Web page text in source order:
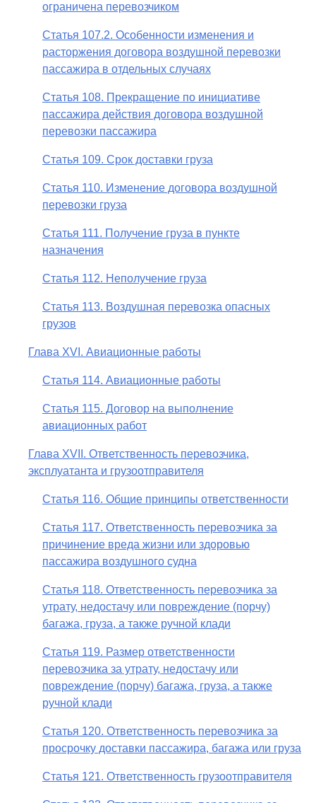
ограничена перевозчиком
Статья 107.2. Особенности изменения и
расторжения договора воздушной перевозки
пассажира в отдельных случаях
Статья 108. Прекращение по инициативе
пассажира действия договора воздушной
перевозки пассажира
Статья 109. Срок доставки груза
Статья 110. Изменение договора воздушной
перевозки груза
Статья 111. Получение груза в пункте
назначения
Статья 112. Неполучение груза
Статья 113. Воздушная перевозка опасных
грузов
Глава XVI. Авиационные работы
Статья 114. Авиационные работы
Статья 115. Договор на выполнение
авиационных работ
Глава XVII. Ответственность перевозчика,
эксплуатанта и грузоотправителя
Статья 116. Общие принципы ответственности
Статья 117. Ответственность перевозчика за
причинение вреда жизни или здоровью
пассажира воздушного судна
Статья 118. Ответственность перевозчика за
утрату, недостачу или повреждение (порчу)
багажа, груза, а также ручной клади
Статья 119. Размер ответственности
перевозчика за утрату, недостачу или
повреждение (порчу) багажа, груза, а также
ручной клади
Статья 120. Ответственность перевозчика за
просрочку доставки пассажира, багажа или груза
Статья 121. Ответственность грузоотправителя